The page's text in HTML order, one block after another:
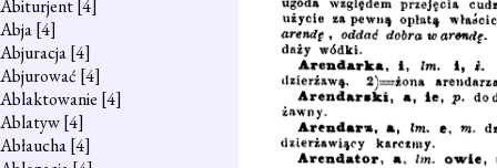
Abiturjent[4]
Abja[4]
Abjuracja[4]
Abjurować [4]
Ablaktowanie [4]
Ablatyw[4]
Abłaucha[4]